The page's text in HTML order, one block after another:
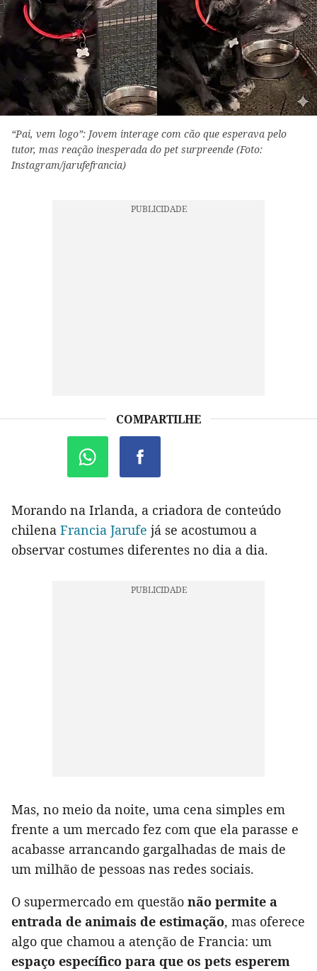
“Pai, vem logo”: Jovem interage com cão que esperava pelo
tutor, mas reação inesperada do pet surpreende (Foto:
Instagram/jarufefrancia)
COMPARTILHE
Morando na Irlanda, a criadora de conteúdo
chilena Francia Jarufe já se acostumou a
observar costumes diferentes no dia a dia.
Mas, no meio da noite, uma cena simples em
frente a um mercado fez com que ela parasse e
acabasse arrancando gargalhadas de mais de
um milhão de pessoas nas redes sociais.
O supermercado em questão não permite a
entrada de animais de estimação, mas oferece
algo que chamou a atenção de Francia: um
espaço específico para que os pets esperem